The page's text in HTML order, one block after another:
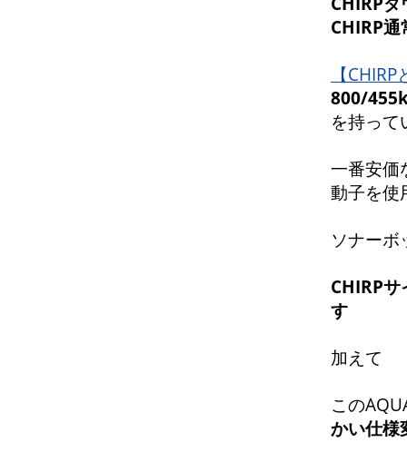
CHIRP
【
800/
を持って
一番安
動子を
ソナーボ
CHIRP
す
加えて
この
かい仕様